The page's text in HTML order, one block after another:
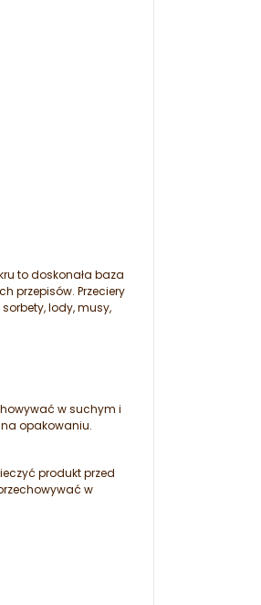
to doskonała baza
przepisów. Przeciery
lody, musy,
w suchym i
opakowaniu.
produkt przed
w